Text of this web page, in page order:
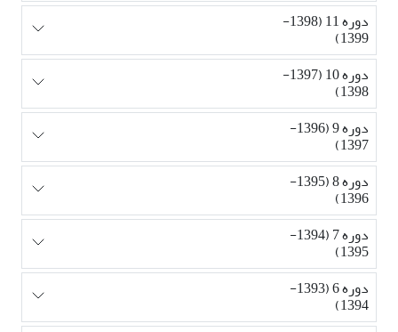
دوره 11 (1398-
1399)
دوره 10 (1397-
1398)
دوره 9 (1396-
1397)
دوره 8 (1395-
1396)
دوره 7 (1394-
1395)
دوره 6 (1393-
1394)